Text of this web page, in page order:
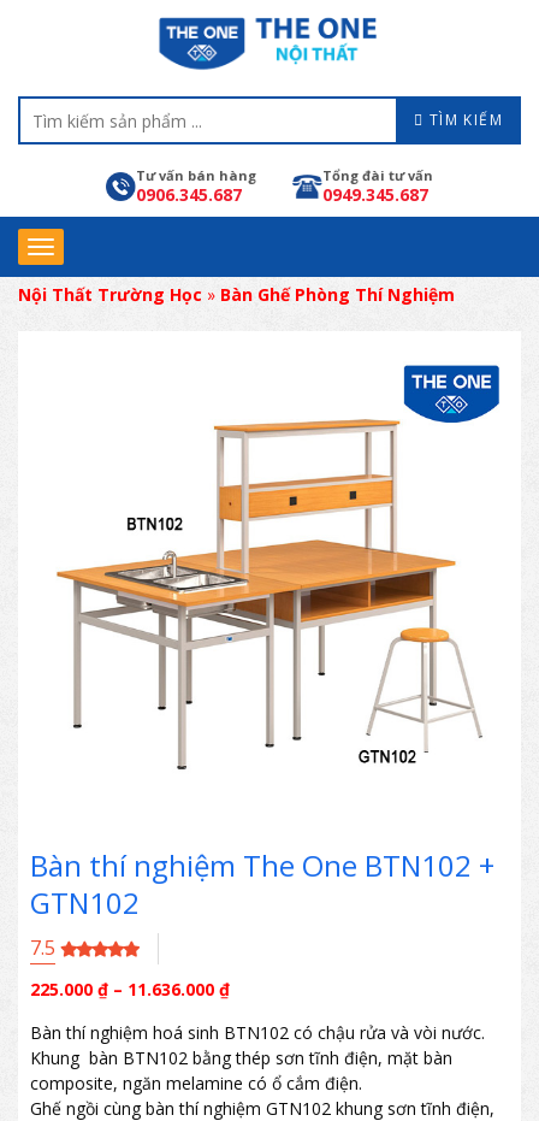
TÌM KIẾM
Tư vấn bán hàng
0906.345.687
Tổng đài tư vấn
0949.345.687
Nội Thất Trường Học » Bàn Ghế Phòng Thí Nghiệm
Bàn thí nghiệm The One BTN102 +
GTN102
7.5
225.000 ₫ – 11.636.000 ₫
Bàn thí nghiệm hoá sinh BTN102 có chậu rửa và vòi nước.
Khung bàn BTN102 bằng thép sơn tĩnh điện, mặt bàn
composite, ngăn melamine có ổ cắm điện.
Ghế ngồi cùng bàn thí nghiệm GTN102 khung sơn tĩnh điện,